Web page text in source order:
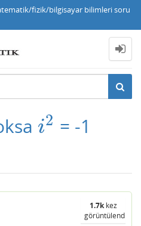
fizik/bilgisayar bilimleri soru
i2
i2 = -1
1.7kkez
görüntülendi